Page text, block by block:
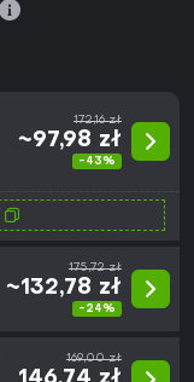
172,16 zł
~97,98 zł
-43%
175,72 zł
~132,78 zł
-24%
169,00 zł